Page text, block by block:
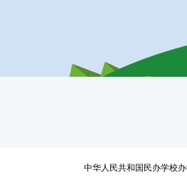
中华人民共和国民办学校办